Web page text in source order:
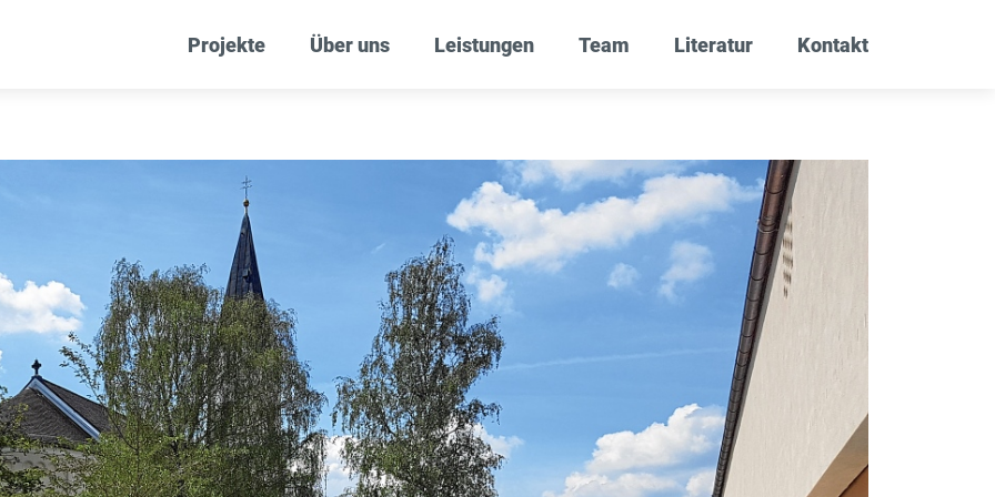
Projekte Über uns Leistungen Team Literatur Kontakt